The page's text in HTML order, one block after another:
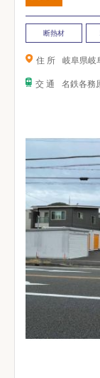
断熱材
住 所 岐阜県岐
交 通 名鉄各務